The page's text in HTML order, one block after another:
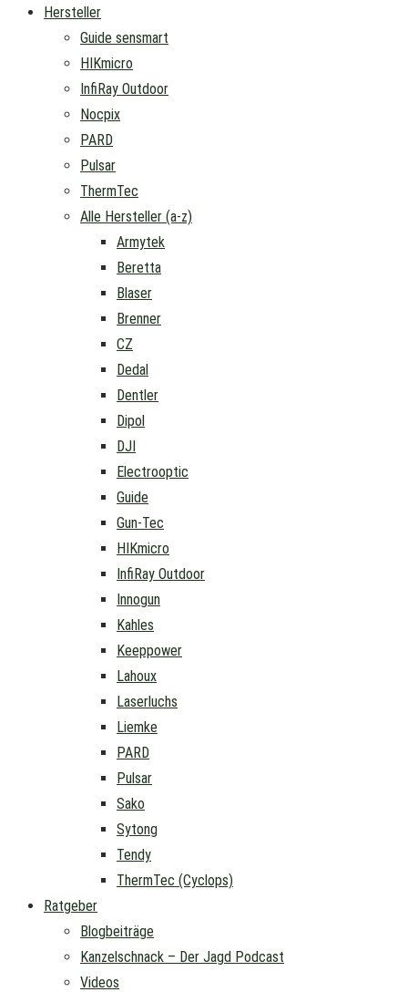
Hersteller
Guide sensmart
HIKmicro
InfiRay Outdoor
Nocpix
PARD
Pulsar
ThermTec
Alle Hersteller (a-z)
Armytek
Beretta
Blaser
Brenner
CZ
Dedal
Dentler
Dipol
DJI
Electrooptic
Guide
Gun-Tec
HIKmicro
InfiRay Outdoor
Innogun
Kahles
Keeppower
Lahoux
Laserluchs
Liemke
PARD
Pulsar
Sako
Sytong
Tendy
ThermTec (Cyclops)
Ratgeber
Blogbeiträge
Kanzelschnack – Der Jagd Podcast
Videos